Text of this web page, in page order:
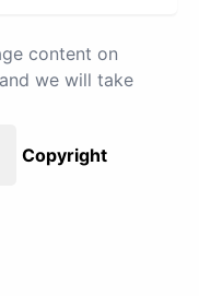
content on
and we will take
Copyright